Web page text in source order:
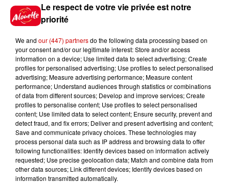
7 août 2026
appartement...
7 août 2026
Éclipse solaire : découvrez les
meilleurs spots d'observation
du...
7 août 2026
À LA UNE : professeur
condamné, repreneurs pour
Duralex et la...
Le respect de votre vie privée est notre
priorité
We and our (447) partnersdo the following data processing based on
your consent and/or our legitimate interest: Store and/or access
information on a device; Use limited data to select advertising; Create
profiles for personalised advertising; Use profiles to select personalised
advertising; Measure advertising performance; Measure content
performance; Understand audiences through statistics or combinations
of data from different sources; Develop and improve services; Create
profiles to personalise content; Use profiles to select personalised
content; Use limited data to select content; Ensure security, prevent and
detect fraud, and fix errors; Deliver and present advertising and content;
Save and communicate privacy choices. These technologies may
process personal data such as IP address and browsing data to offer
following functionalities: Identify devices based on information actively
requested; Use precise geolocation data; Match and combine data from
other data sources; Link different devices; Identify devices based on
information transmitted automatically.